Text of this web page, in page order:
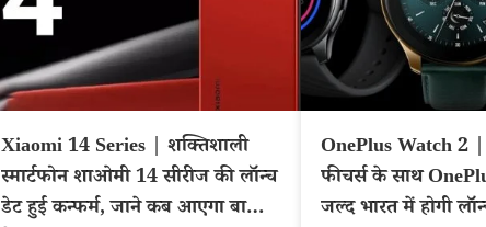
Xiaomi 14 Series | शक्तिशाली
स्मार्टफोन शाओमी 14 सीरीज की लॉन्च
डेट हुई कन्फर्म, जाने कब आएगा बाजार
OnePlus Watch 2
फीचर्स के साथ
जल्द भारत में होगी